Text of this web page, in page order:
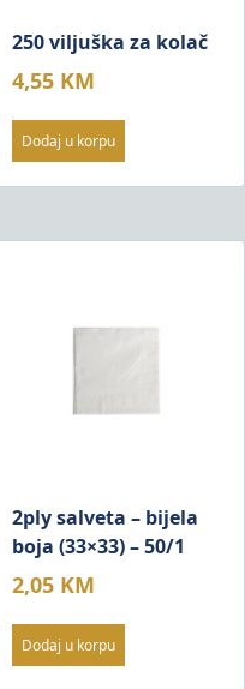
250 viljuška za kolač
4,55 KM
Dodaj u korpu
2ply salveta – bijela
boja (33×33) – 50/1
2,05 KM
Dodaj u korpu